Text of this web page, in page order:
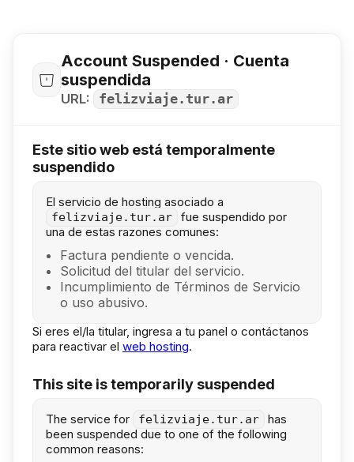
Account Suspended · Cuenta
suspendida
URL: felizviaje.tur.ar
Este sitio web está temporalmente
suspendido
El servicio de hosting asociado a
felizviaje.tur.ar
fue suspendido por
una de estas razones comunes:
Factura pendiente o vencida.
Solicitud del titular del servicio.
Incumplimiento de Términos de Servicio
o uso abusivo.
Si eres el/la titular, ingresa a tu panel o contáctanos
para reactivar el web hosting.
This site is temporarily suspended
The service for felizviaje.tur.ar
has
been suspended due to one of the following
common reasons: